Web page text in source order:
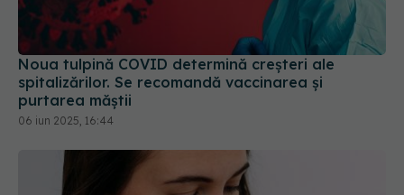
Noua tulpină COVID determină creșteri ale
spitalizărilor. Se recomandă vaccinarea și
purtarea măștii
06 iun 2025, 16:44